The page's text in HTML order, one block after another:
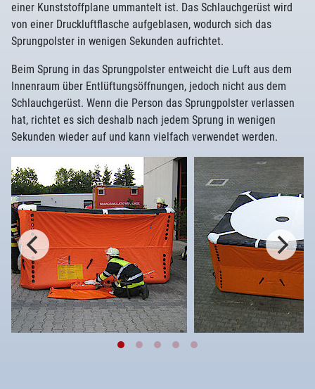
einer Kunststoffplane ummantelt ist. Das Schlauchgerüst wird
von einer Druckluftflasche aufgeblasen, wodurch sich das
Sprungpolster in wenigen Sekunden aufrichtet.
Beim Sprung in das Sprungpolster entweicht die Luft aus dem
Innenraum über Entlüftungsöffnungen, jedoch nicht aus dem
Schlauchgerüst. Wenn die Person das Sprungpolster verlassen
hat, richtet es sich deshalb nach jedem Sprung in wenigen
Sekunden wieder auf und kann vielfach verwendet werden.